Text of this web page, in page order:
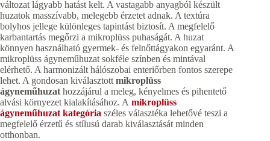
változat lágyabb hatást kelt. A vastagabb anyagból készült
huzatok masszívabb, melegebb érzetet adnak. A textúra
bolyhos jellege különleges tapintást biztosít. A megfelelő
karbantartás megőrzi a mikroplüss puhaságát. A huzat
könnyen használható gyermek- és felnőttágyakon egyaránt. A
mikroplüss ágyneműhuzat sokféle színben és mintával
elérhető. A harmonizált hálószobai enteriőrben fontos szerepe
lehet. A gondosan kiválasztottmikroplüss
ágyneműhuzathozzájárul a meleg, kényelmes és pihentető
alvási környezet kialakításához. A mikroplüss
ágyneműhuzat kategória széles választéka lehetővé teszi a
megfelelő érzetű és stílusú darab kiválasztását minden
otthonban.